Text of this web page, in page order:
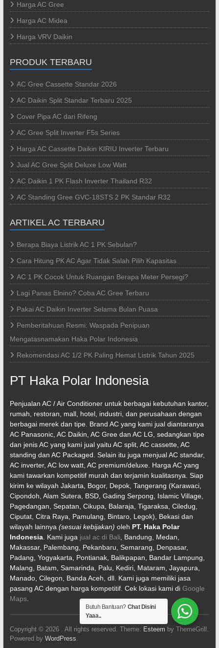
Harga AC Gree
Harga AC Midea
Harga VRV Daikin
PRODUK TERBARU
AC Gree Cassette Standar 2026
AC Daikin Split Standar Terbaru 2025
Cover Pipa AC dari Rifeng
AC Gree Split Inverter F5s Series
Harga AC Cassette Daikin KIRIU Inverter Terbaru
Jual AC Gree Split Deluxe Low Watt
AC Daikin 1 PK Flash Inverter Thailand R32
AC Standing Gree GVC-18STS 2 PK Standar R32
ARTIKEL AC TERBARU
Berapa Biaya Listrik AC 1 PK Sebulan?
Cara Hitung PK AC Agar Tidak Salah Pilih Kapasitas
AC 1 PK Cocok Untuk Ruangan Berapa Meter Persegi?
Lagi Panas Elnino? Coba AC Gree Terbaru
Pakai AC Daikin Inverter Selama Bulan Puasa
Pemberitahuan Resmi: Waspada Penipuan
Mengatasnamakan Haka Polar Indonesia
Rekomendasi AC 1/2 PK Paling Hemat Listrik Tahun 2025
PT Haka Polar Indonesia
Penjualan AC / Air Conditioner untuk berbagai kebutuhan kantor,
rumah, restoran, mall, hotel, industri, dan perusahaan dengan
berbagai merek dan tipe. Brand AC yang kami jual diantaranya
AC Panasonic, AC Daikin, AC Gree dan AC LG, sedangkan tipe
dan jenis AC yang kami jual yaitu AC split, AC cassette, AC
standing dan AC Packaged. Selain itu juga menjual AC standar,
AC inverter, AC low watt, AC premium/deluxe. Harga AC yang
kami tawarkan kompetitif murah dan terjamin kualitasnya. Siap
kirim ke wilayah Jakarta, Bogor, Depok, Tangerang (Karawaci,
Cipondoh, Alam Sutera, BSD, Gading Serpong, Islamic Village,
Pagedangan, Sepatan, Cikupa, Balaraja, Tigaraksa, Ciledug,
Ciputat, Citra Raya, Pamulang, Bintaro, Legok), Bekasi dan
wilayah lainnya (sesuai kebijakan) oleh PT. Haka Polar
Indonesia. Kami juga jual ac di Bali , Bandung, Medan,
Makassar, Palembang, Pekanbaru, Semarang, Denpasar,
Padang, Yogyakarta, Pontianak, Balikpapan, Bandar Lampung,
Malang, Batam, Samarinda, Palu, Kediri, Mataram, Jayapura,
Manado, Cilegon, Banda Aceh, dll. Kami juga memiliki jasa
pasang AC dengan harga kompetitif. Cek lokasi kami di Google
Maps.
Copyright © 2026 . All rights reserved. Theme: Esteem by ThemeGrill.
Powered by WordPress.
Butuh Bantuan? Chat Disini
Yaaa..